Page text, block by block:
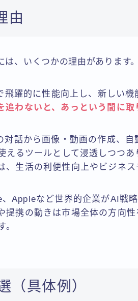
由
、いくつかの理由があります。
飛躍的に性能向上し、新しい機
追わないと、あっという間に取
対話から画像・動画の作成、自
るツールとして浸透しつつあ
、生活の利便性向上やビジネス
Appleなど世界的企業がAI戦
提携の動きは市場全体の方向性
。
（具体例）